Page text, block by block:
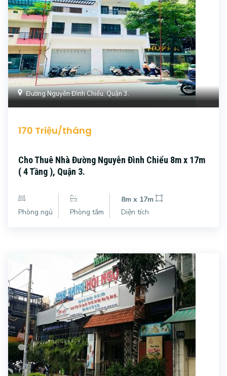
Đường Nguyễn Đình Chiểu, Quận 3.
170 Triệu/tháng
Cho Thuê Nhà Đường Nguyễn Đình Chiểu 8m x 17m
( 4 Tầng ), Quận 3.
Phòng ngủ Phòng tắm
8m x 17m
Diện tích